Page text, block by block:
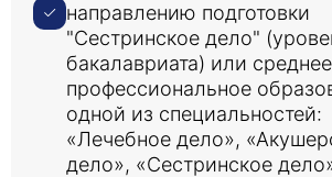
направлению подготовки
"Сестринское дело"
бакалавриата) или среднее
профессиональное
одной из специальностей:
«Лечебное дело»,
дело», «Сестринское